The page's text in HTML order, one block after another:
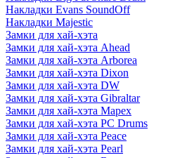
Накладки Evans SoundOff
Накладки Majestic
Замки для хай-хэта
Замки для хай-хэта Ahead
Замки для хай-хэта Arborea
Замки для хай-хэта Dixon
Замки для хай-хэта DW
Замки для хай-хэта Gibraltar
Замки для хай-хэта Mapex
Замки для хай-хэта PC Drums
Замки для хай-хэта Peace
Замки для хай-хэта Pearl